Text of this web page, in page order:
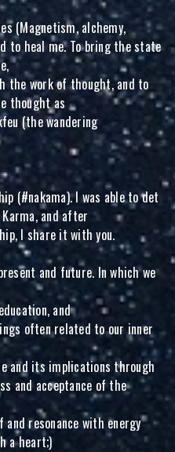
(Magnetism, alchemy,
to heal me. To bring the state
the work of thought, and to
thought as
(the wandering
(#nakama). I was able to det
and after
I share it with you.
and future. In which we
and
often related to our inner
and its implications through
and acceptance of the
resonance with energy
a heart;)